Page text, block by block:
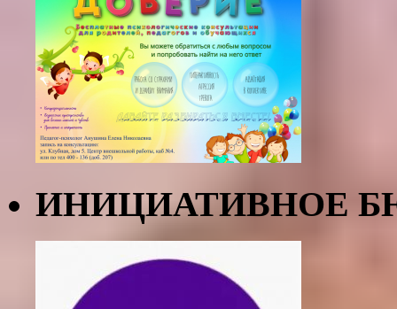
ИНИЦИАТИВНОЕ